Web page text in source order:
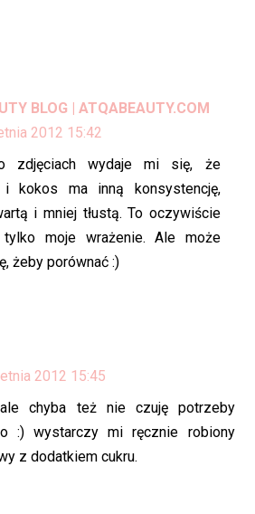
BLOG | ATQABEAUTY.COM
2012 15:42
zdjęciach wydaje mi się, że
i kokos ma inną konsystencję,
i mniej tłustą. To oczywiście
moje wrażenie. Ale może
żeby porównać :)
2012 15:45
ale chyba też nie czuję potrzeby
:) wystarczy mi ręcznie robiony
z dodatkiem cukru.